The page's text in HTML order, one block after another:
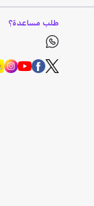
طلب مساعدة؟